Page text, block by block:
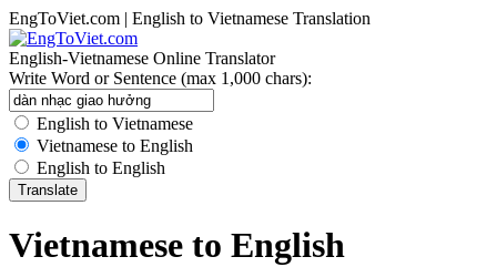
EngToViet.com | English to Vietnamese Translation
English-Vietnamese Online Translator
Write Word or Sentence (max 1,000 chars):
English to Vietnamese
Vietnamese to English
English to English
Vietnamese to English